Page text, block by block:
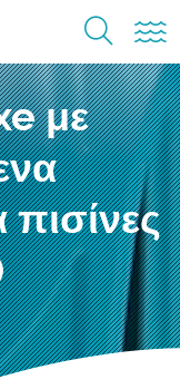
με
πισίνες